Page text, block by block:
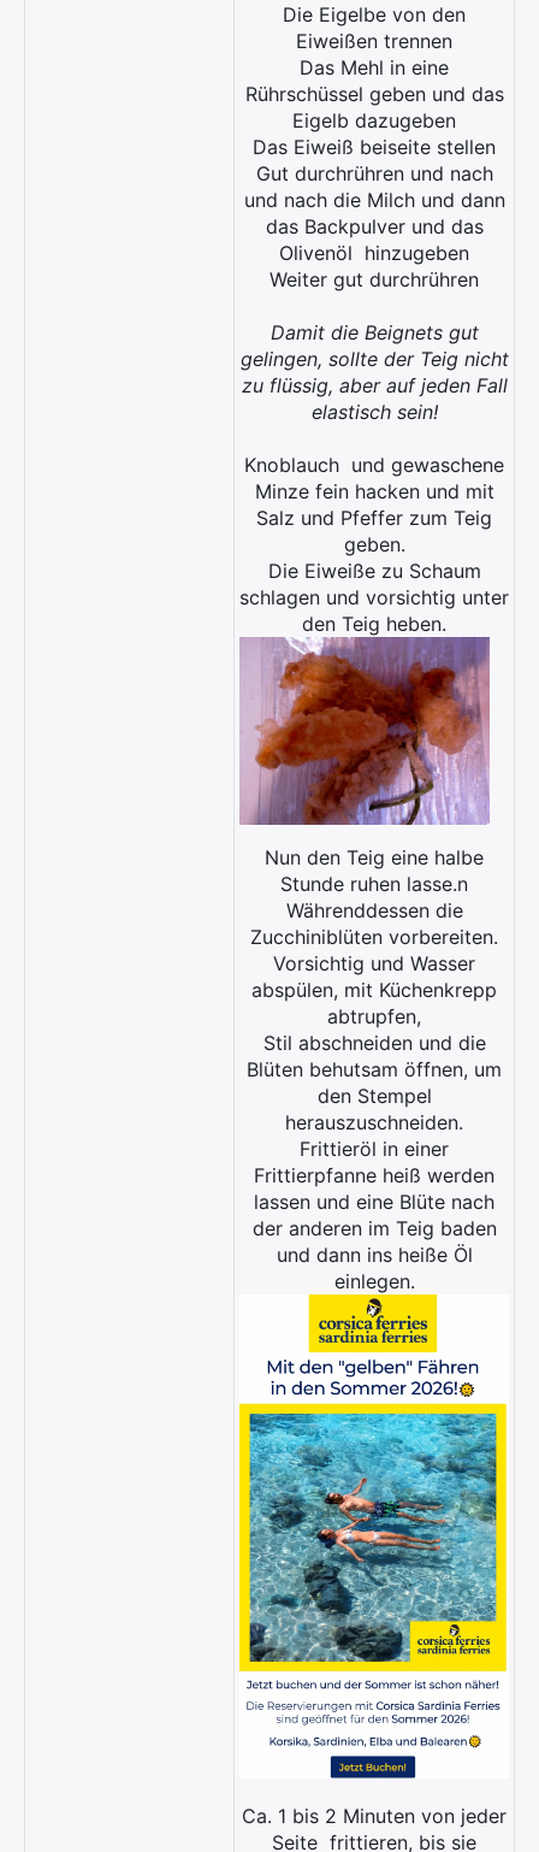
Die Eigelbe von den
Eiweißen trennen
Das Mehl in eine
Rührschüssel geben und das
Eigelb dazugeben
Das Eiweiß beiseite stellen
Gut durchrühren und nach
und nach die Milch und dann
das Backpulver und das
Olivenöl hinzugeben
Weiter gut durchrühren
Damit die Beignets gut
gelingen, sollte der Teig nicht
zu flüssig, aber auf jeden Fall
elastisch sein!
Knoblauch und gewaschene
Minze fein hacken und mit
Salz und Pfeffer zum Teig
geben.
Die Eiweiße zu Schaum
schlagen und vorsichtig unter
den Teig heben.
Nun den Teig eine halbe
Stunde ruhen lasse.n
Währenddessen die
Zucchiniblüten vorbereiten.
Vorsichtig und Wasser
abspülen, mit Küchenkrepp
abtrupfen,
Stil abschneiden und die
Blüten behutsam öffnen, um
den Stempel
herauszuschneiden.
Frittieröl in einer
Frittierpfanne heiß werden
lassen und eine Blüte nach
der anderen im Teig baden
und dann ins heiße Öl
einlegen.
Ca. 1 bis 2 Minuten von jeder
Seite frittieren, bis sie
×